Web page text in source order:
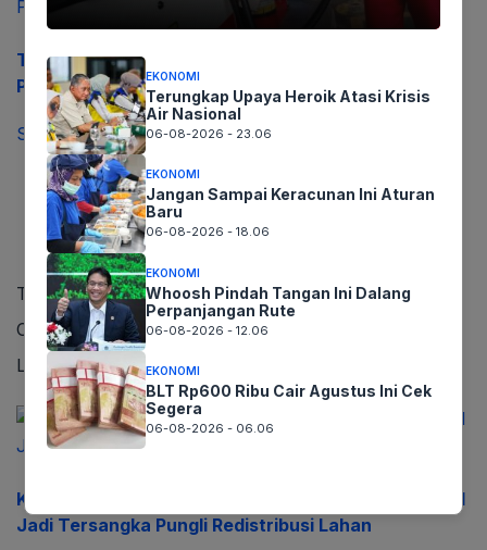
Tambah 50 Kantor Lagi, Imigrasi Perluas Pelayanan
Pembuatan Paspor
September 22, 2023
Trending
Comments
Latest
Ketum LSM Gerakan Masyarakat Perhutanan Sosial
Jadi Tersangka Pungli Redistribusi Lahan
EKONOMI
Terungkap Upaya Heroik Atasi Krisis
Air Nasional
06-08-2026 - 23.06
EKONOMI
Jangan Sampai Keracunan Ini Aturan
Baru
06-08-2026 - 18.06
EKONOMI
Whoosh Pindah Tangan Ini Dalang
Perpanjangan Rute
06-08-2026 - 12.06
EKONOMI
BLT Rp600 Ribu Cair Agustus Ini Cek
Segera
06-08-2026 - 06.06